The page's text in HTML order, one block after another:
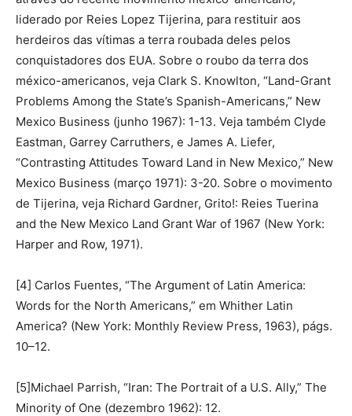
liderado por Reies Lopez Tijerina, para restituir aos
herdeiros das vítimas a terra roubada deles pelos
conquistadores dos EUA. Sobre o roubo da terra dos
méxico-americanos, veja Clark S. Knowlton, “Land-Grant
Problems Among the State’s Spanish-Americans,” New
Mexico Business (junho 1967): 1-13. Veja também Clyde
Eastman, Garrey Carruthers, e James A. Liefer,
“Contrasting Attitudes Toward Land in New Mexico,” New
Mexico Business (março 1971): 3-20. Sobre o movimento
de Tijerina, veja Richard Gardner, Grito!: Reies Tuerina
and the New Mexico Land Grant War of 1967 (New York:
Harper and Row, 1971).
[4] Carlos Fuentes, “The Argument of Latin America:
Words for the North Americans,” em Whither Latin
America? (New York: Monthly Review Press, 1963), págs.
10–12.
[5]Michael Parrish, “Iran: The Portrait of a U.S. Ally,” The
Minority of One (dezembro 1962): 12.